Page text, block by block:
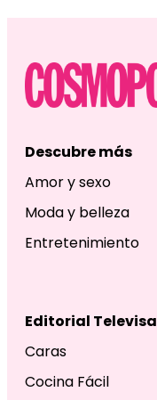
Descubre más
Amor y sexo
Moda y belleza
Entretenimiento
Editorial Televisa
Caras
Cocina Fácil